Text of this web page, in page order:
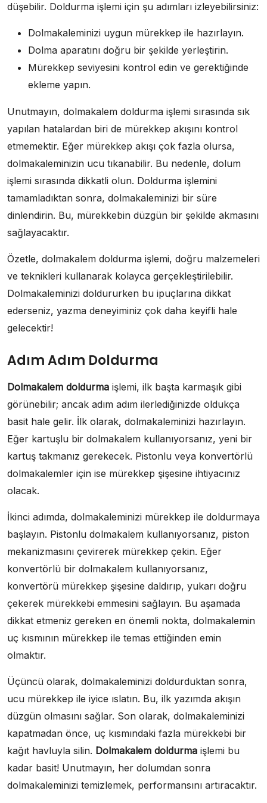
düşebilir. Doldurma işlemi için şu adımları izleyebilirsiniz:
Dolmakaleminizi uygun mürekkep ile hazırlayın.
Dolma aparatını doğru bir şekilde yerleştirin.
Mürekkep seviyesini kontrol edin ve gerektiğinde
ekleme yapın.
Unutmayın, dolmakalem doldurma işlemi sırasında sık
yapılan hatalardan biri de mürekkep akışını kontrol
etmemektir. Eğer mürekkep akışı çok fazla olursa,
dolmakaleminizin ucu tıkanabilir. Bu nedenle, dolum
işlemi sırasında dikkatli olun. Doldurma işlemini
tamamladıktan sonra, dolmakaleminizi bir süre
dinlendirin. Bu, mürekkebin düzgün bir şekilde akmasını
sağlayacaktır.
Özetle, dolmakalem doldurma işlemi, doğru malzemeleri
ve teknikleri kullanarak kolayca gerçekleştirilebilir.
Dolmakaleminizi doldururken bu ipuçlarına dikkat
ederseniz, yazma deneyiminiz çok daha keyifli hale
gelecektir!
Adım Adım Doldurma
Dolmakalem doldurma işlemi, ilk başta karmaşık gibi
görünebilir; ancak adım adım ilerlediğinizde oldukça
basit hale gelir. İlk olarak, dolmakaleminizi hazırlayın.
Eğer kartuşlu bir dolmakalem kullanıyorsanız, yeni bir
kartuş takmanız gerekecek. Pistonlu veya konvertörlü
dolmakalemler için ise mürekkep şişesine ihtiyacınız
olacak.
İkinci adımda, dolmakaleminizi mürekkep ile doldurmaya
başlayın. Pistonlu dolmakalem kullanıyorsanız, piston
mekanizmasını çevirerek mürekkep çekin. Eğer
konvertörlü bir dolmakalem kullanıyorsanız,
konvertörü mürekkep şişesine daldırıp, yukarı doğru
çekerek mürekkebi emmesini sağlayın. Bu aşamada
dikkat etmeniz gereken en önemli nokta, dolmakalemin
uç kısmının mürekkep ile temas ettiğinden emin
olmaktır.
Üçüncü olarak, dolmakaleminizi doldurduktan sonra,
ucu mürekkep ile iyice ıslatın. Bu, ilk yazımda akışın
düzgün olmasını sağlar. Son olarak, dolmakaleminizi
kapatmadan önce, uç kısmındaki fazla mürekkebi bir
kağıt havluyla silin. Dolmakalem doldurma işlemi bu
kadar basit! Unutmayın, her dolumdan sonra
dolmakaleminizi temizlemek, performansını artıracaktır.